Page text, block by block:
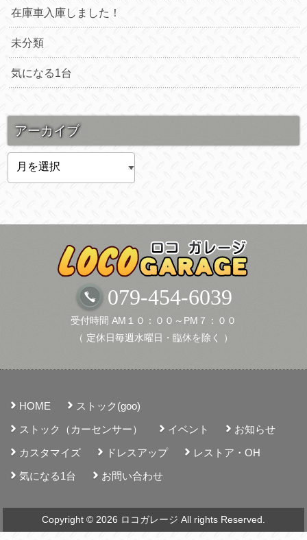
在庫車入庫しました！
未分類
気になる1台
アーカイブ
ブ
079-454-6039
受付時間 AM１０：００～PM７：００
（ 定休日毎週水曜日・臨休を除く ）
HOME
ストック(goo)
ストック（カーセンサー）
イベント
お知らせ
カスタマイズ
ドレスアップ
レストア・OH
気になる1台
お問い合わせ
Copyright © 2026 ロコガレージ All rights Reserved.